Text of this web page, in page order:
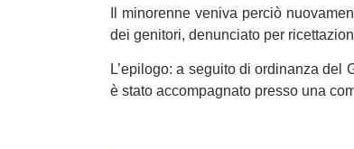
Il minorenne veniva perciò
dei genitori, denunciato per
L’epilogo: a seguito di ordinanza
è stato accompagnato presso una